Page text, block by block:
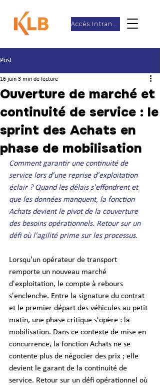
Accès Intranet
Post
Ouverture de marché et
continuité de service : le
sprint des Achats en
phase de mobilisation
16 juin 3 min de lecture
Comment garantir une continuité de
service lors d'une reprise d'exploitation
éclair ? Quand les délais s'effondrent et
que les données manquent, la fonction
Achats devient le pivot de la couverture
des besoins opérationnels. Retour sur un
défi où l'agilité prime sur les processus.
Lorsqu'un opérateur de transport
remporte un nouveau marché
d'exploitation, le compte à rebours
s'enclenche. Entre la signature du contrat
et le premier départ des véhicules au petit
matin, une phase critique s'opère : la
mobilisation. Dans ce contexte de mise en
concurrence, la fonction Achats ne se
contente plus de négocier des prix ; elle
devient le garant de la continuité de
service. Retour sur un défi opérationnel où